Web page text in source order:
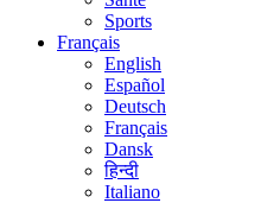
Sports
Français
English
Español
Deutsch
Français
Dansk
हिन्दी
Italiano